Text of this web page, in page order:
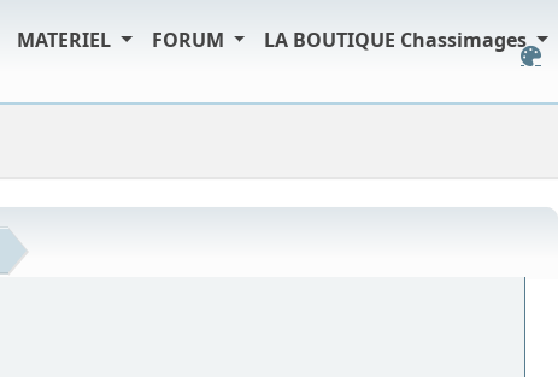
MATERIEL FORUM LA BOUTIQUE Chassimages